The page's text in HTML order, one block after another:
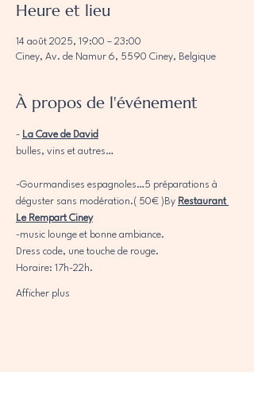
Heure et lieu
14 août 2025, 19:00 – 23:00
Ciney, Av. de Namur 6, 5590 Ciney, Belgique
À propos de l'événement
- La Cave de David
bulles, vins et autres…
-Gourmandises espagnoles…5 préparations à
déguster sans modération.( 50€ )By Restaurant
Le Rempart Ciney
-music lounge et bonne ambiance.
Dress code, une touche de rouge.
Horaire: 17h-22h.
Afficher plus